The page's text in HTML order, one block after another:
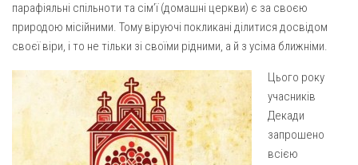
Архистратига Михаїла (м. Люботин)
Покрови Пресвятої Богородиці (с. Вільча)
Парафія Благовіщення Пресвятої Богородиці (смт
Золочів)
Парафія Різдва Пресвятої Богородиці м. Берестин
(Красноград)
Газета Християнський голос
Надруковані числа
Молитви
Рух pro-life
парафіяльні спільноти та сім’ї (домашні церкви) є за своєю
природою місійними. Тому віруючі покликані ділитися досвідом
своєї віри, і то не тільки зі своїми рідними, а й з усіма ближніми.
Цього року
учасників
Декади
запрошено
всією